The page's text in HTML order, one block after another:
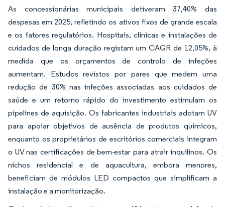
As concessionárias municipais detiveram 37,40% das
despesas em 2025, refletindo os ativos fixos de grande escala
e os fatores regulatórios. Hospitais, clínicas e instalações de
cuidados de longa duração registam um CAGR de 12,05%, à
medida que os orçamentos de controlo de infeções
aumentam. Estudos revistos por pares que medem uma
redução de 30% nas infeções associadas aos cuidados de
saúde e um retorno rápido do investimento estimulam os
pipelines de aquisição. Os fabricantes industriais adotam UV
para apoiar objetivos de ausência de produtos químicos,
enquanto os proprietários de escritórios comerciais integram
o UV nas certificações de bem-estar para atrair inquilinos. Os
nichos residencial e de aquacultura, embora menores,
beneficiam de módulos LED compactos que simplificam a
instalação e a monitorização.